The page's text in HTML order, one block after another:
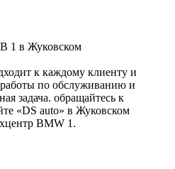
1 в Жуковском
к каждому клиенту и
по обслуживанию и
задача. обращайтесь к
«DS auto» в Жуковском
BMW 1.